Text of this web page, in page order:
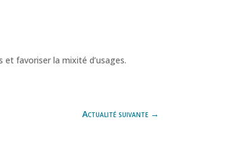
favoriser la mixité d’usages.
Actualité suivante→